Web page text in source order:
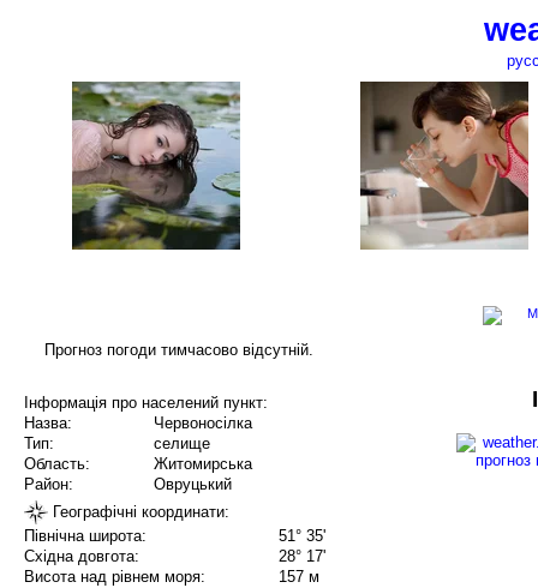
Прогноз погоди тимчасово відсутній.
Інформація про населений пункт:
Назва:
Червоносілка
Тип:
селище
Область:
Житомирська
Район:
Овруцький
Географічні координати:
Північна широта:
51° 35'
Східна довгота:
28° 17'
Висота над рівнем моря:
157 м